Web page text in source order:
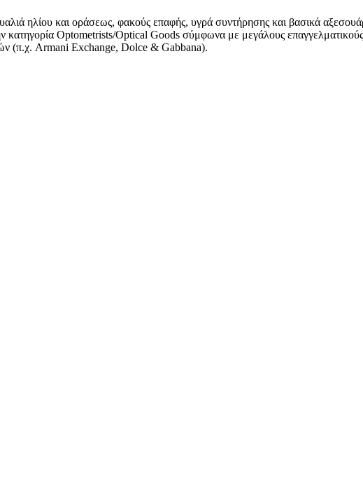
ηλίου και οράσεως, φακούς επαφής, υγρά συντήρησης και βασικά
κατηγορία Optometrists/Optical Goods σύμφωνα με μεγάλους
(π.χ. Armani Exchange, Dolce & Gabbana).